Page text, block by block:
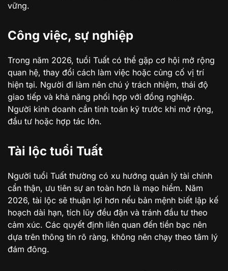
vững.
Công việc, sự nghiệp
Trong năm 2026, tuổi Tuất có thể gặp cơ hội mở rộng
quan hệ, thay đổi cách làm việc hoặc củng cố vị trí
hiện tại. Người đi làm nên chú ý trách nhiệm, thái độ
giao tiếp và khả năng phối hợp với đồng nghiệp.
Người kinh doanh cần tính toán kỹ trước khi mở rộng,
đầu tư hoặc hợp tác lớn.
Tài lộc tuổi Tuất
Người tuổi Tuất thường có xu hướng quản lý tài chính
cẩn thận, ưu tiên sự an toàn hơn là mạo hiểm. Năm
2026, tài lộc sẽ thuận lợi hơn nếu bản mệnh biết lập kế
hoạch dài hạn, tích lũy đều đặn và tránh đầu tư theo
cảm xúc. Các quyết định liên quan đến tiền bạc nên
dựa trên thông tin rõ ràng, không nên chạy theo tâm lý
đám đông.